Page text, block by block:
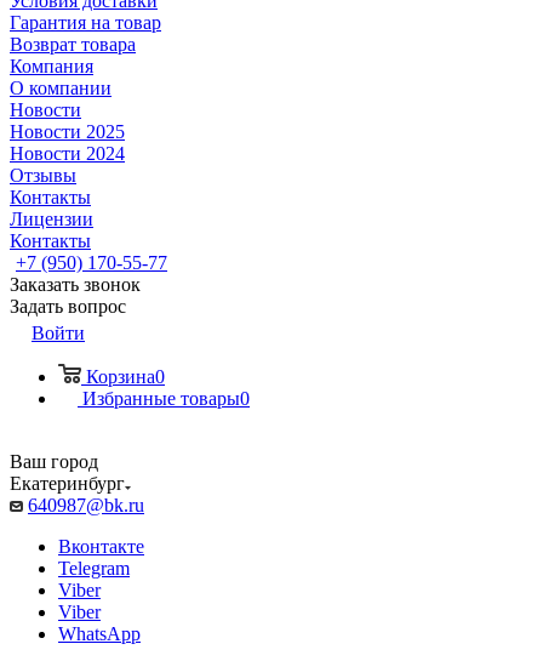
Гарантия на товар
Возврат товара
Компания
О компании
Новости
Новости 2025
Новости 2024
Отзывы
Контакты
Лицензии
Контакты
+7 (950) 170-55-77
Заказать звонок
Задать вопрос
Войти
Корзина0
Избранные товары0
Ваш город
Екатеринбург
640987@bk.ru
Вконтакте
Telegram
Viber
Viber
WhatsApp